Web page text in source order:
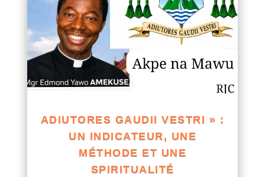
ADIUTORES GAUDII VESTRI » :
UN INDICATEUR, UNE
MÉTHODE ET UNE
SPIRITUALITÉ